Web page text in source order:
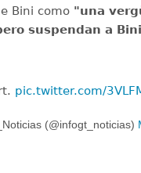
Bini como"una
suspendan a
pic.twitter.com/
(@infogt_noticias)